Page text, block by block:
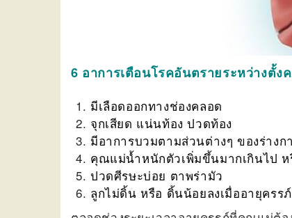
6 อาการเตือนโรคอันตรายระหว่างตั้ง
มีเลือดออกทางช่องคลอด
จุกเสียด แน่นท้อง ปวดท้อง
มีอาการบวมตามส่วนต่างๆ ของร่าง
คุณแม่น้ำหนักตัวเพิ่มขึ้นมากเกินไป
ปวดศีรษะบ่อย ตาพร่ามัว
ลูกไม่ดิ้น หรือ ดิ้นน้อยลงเมื่ออายุครร